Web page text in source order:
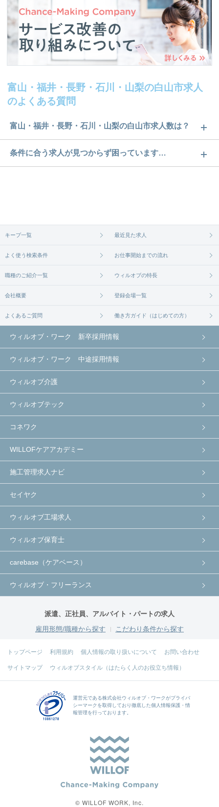
富山・福井・長野・石川・山梨の白山市求人
のよくある質問
富山・福井・長野・石川・山梨の白山市求人数は？
富山・福井・長野・石川・山梨の白山市求人数は8件
です。どのような求人があるかぜひチェックしてみ
条件に合う求人が見つからず困っています…
無料相談の登録はコチラから
キープ一覧 最近見た求人
よく使う検索条件 お仕事開始までの流れ
職種のご紹介一覧 ウィルオブの特長
会社概要 登録会場一覧
よくあるご質問 働き方ガイド（はじめての方）
ウィルオブ・ワーク 新卒採用情報
ウィルオブ・ワーク 中途採用情報
ウィルオブ介護
ウィルオブテック
コネワク
WILLOFケアアカデミー
施工管理求人ナビ
セイヤク
ウィルオブ工場求人
ウィルオブ保育士
carebase（ケアベース）
ウィルオブ・フリーランス
派遣、正社員、アルバイト・パートの求人
雇用形態/職種から探す
こだわり条件から探す
トップページ 利用規約 個人情報の取り扱いについて お問い合わせ
サイトマップ ウィルオブスタイル（はたらく人のお役立ち情報）
運営元である株式会社ウィルオブ・ワークがプライバ
シーマークを取得しており徹底した個人情報保護・情
報管理を行っております。
© WILLOF WORK, Inc.